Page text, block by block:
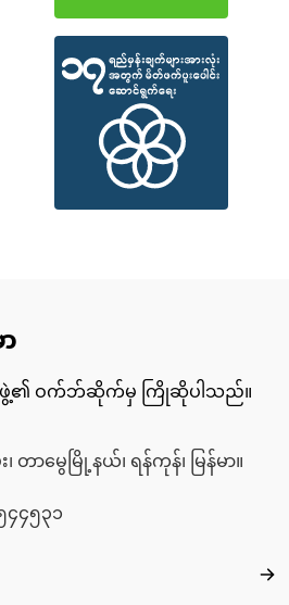
အဖွဲ့၏ ဝက်ဘ်ဆိုက်မှ ကြိုဆိုပါသည်။
ာမွေမြို့နယ်၊ ရန်ကုန်၊ မြန်မာ။
၄၄၅၃၁
ကုလ